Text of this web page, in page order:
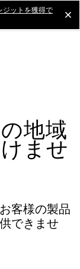
ジットを獲得で
地域
ませ
客様の製品
できませ